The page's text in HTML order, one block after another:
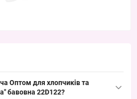
Оптом для хлопчиків та
бавовна 22D122?